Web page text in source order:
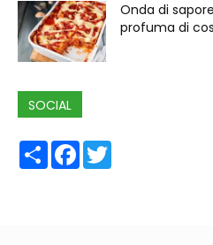
Onda di
profuma di
SOCIAL
ShareFacebook